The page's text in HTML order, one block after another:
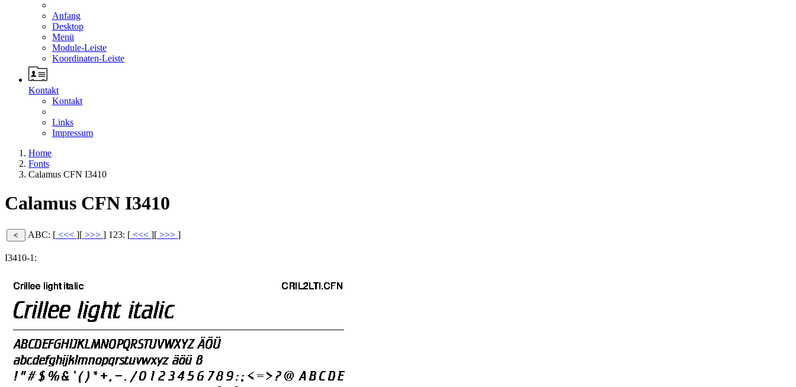
Anfang
Desktop
Menü
Module-Leiste
Koordinaten-Leiste
Kontakt
Kontakt
Links
Impressum
Home
Fonts
Calamus CFN I3410
Calamus CFN I3410
ABC: [ <<< ][ >>> ] 123: [ <<< ][ >>> ]
I3410-1: